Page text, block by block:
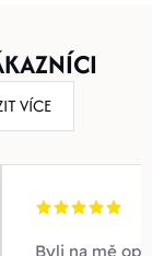
VÍCE
Byli na mě